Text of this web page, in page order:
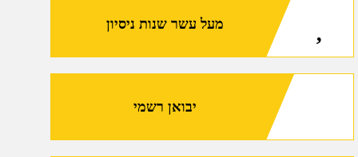
מעל עשר שנות ניסיון
יבואן רשמי